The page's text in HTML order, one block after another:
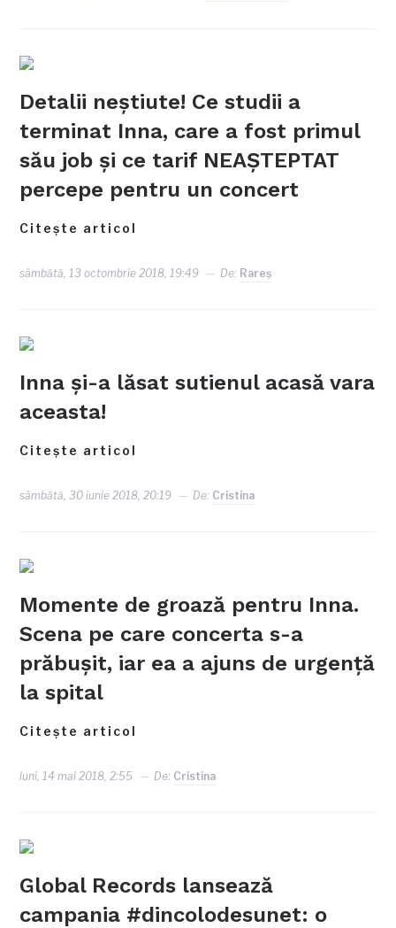
Detalii neștiute! Ce studii a
terminat Inna, care a fost primul
său job și ce tarif NEAȘTEPTAT
percepe pentru un concert
Citește articol
sâmbătă, 13 octombrie 2018, 19:49 De: Rareş
Inna și-a lăsat sutienul acasă vara
aceasta!
Citește articol
sâmbătă, 30 iunie 2018, 20:19 De: Cristina
Momente de groază pentru Inna.
Scena pe care concerta s-a
prăbușit, iar ea a ajuns de urgență
la spital
Citește articol
luni, 14 mai 2018, 2:55 De: Cristina
Global Records lansează
campania #dincolodesunet: o